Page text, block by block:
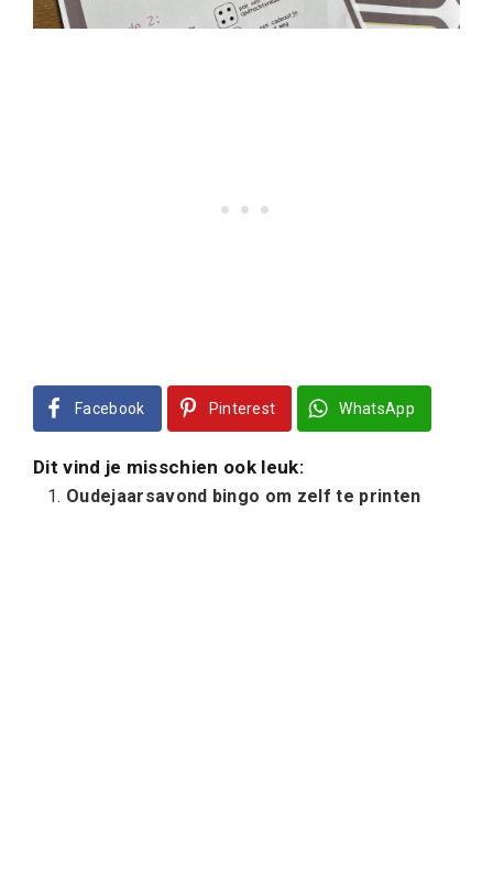
Facebook Pinterest WhatsApp
Dit vind je misschien ook leuk:
Oudejaarsavond bingo om zelf te printen